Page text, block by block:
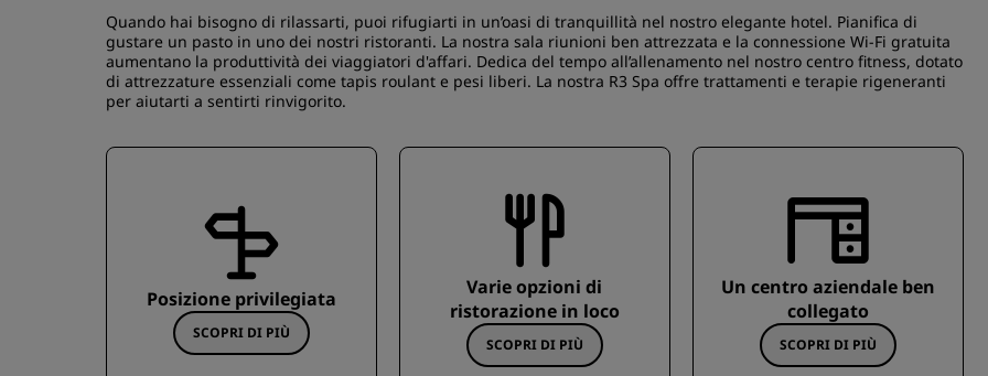
Quando hai bisogno di rilassarti, puoi rifugiarti in un’oasi di tranquillità nel nostro elegante hotel. Pianifica di
gustare un pasto in uno dei nostri ristoranti. La nostra sala riunioni ben attrezzata e la connessione Wi-Fi gratuita
aumentano la produttività dei viaggiatori d'affari. Dedica del tempo all’allenamento nel nostro centro fitness, dotato
di attrezzature essenziali come tapis roulant e pesi liberi. La nostra R3 Spa offre trattamenti e terapie rigeneranti
per aiutarti a sentirti rinvigorito.
Posizione privilegiata
SCOPRI DI PIÙ
Varie opzioni di
ristorazione in loco
SCOPRI DI PIÙ
Un centro aziendale ben
collegato
SCOPRI DI PIÙ